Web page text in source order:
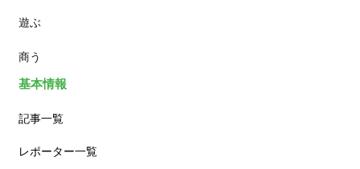
カフェ
遊ぶ
商う
基本情報
記事一覧
レポーター一覧